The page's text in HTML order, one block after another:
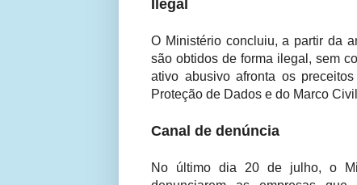
Ilegal
O Ministério concluiu, a partir da
são obtidos de forma ilegal, sem
ativo abusivo afronta os
Proteção de Dados e do Marco
Canal de denúncia
No último dia 20 de julho, o